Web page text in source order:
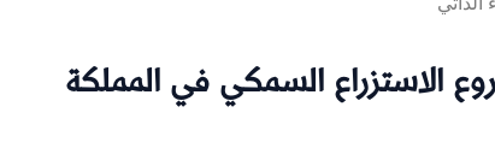
الاستزراع السمكي في المملكة